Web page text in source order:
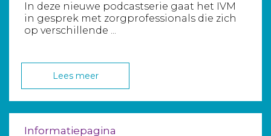
In deze nieuwe podcastserie gaat het IVM
in gesprek met zorgprofessionals die zich
op verschillende ...
Lees meer
Informatiepagina